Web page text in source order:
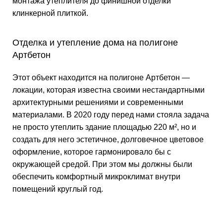
клинкерной плиткой.
Отделка и утепление дома на полигоне
Артбетон
Этот объект находится на полигоне Артбетон —
локации, которая известна своими нестандартными
архитектурными решениями и современными
материалами. В 2020 году перед нами стояла задача
не просто утеплить здание площадью 220 м², но и
создать для него эстетичное, долговечное цветовое
оформление, которое гармонировало бы с
окружающей средой. При этом мы должны были
обеспечить комфортный микроклимат внутри
помещений круглый год.